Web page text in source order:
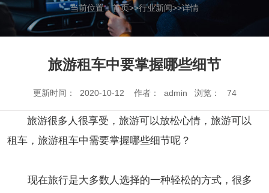
当前位置：首页>>行业新闻>>详情
旅游租车中要掌握哪些细节
更新时间： 2020-10-12 作者： admin 浏览： 74
旅游很多人很享受，旅游可以放松心情，旅游可以
租车，旅游租车中需要掌握哪些细节呢？
现在旅行是大多数人选择的一种轻松的方式，很多